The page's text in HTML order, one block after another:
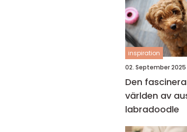
inspiration
02. September 2025
Den
världen av
labradoodle